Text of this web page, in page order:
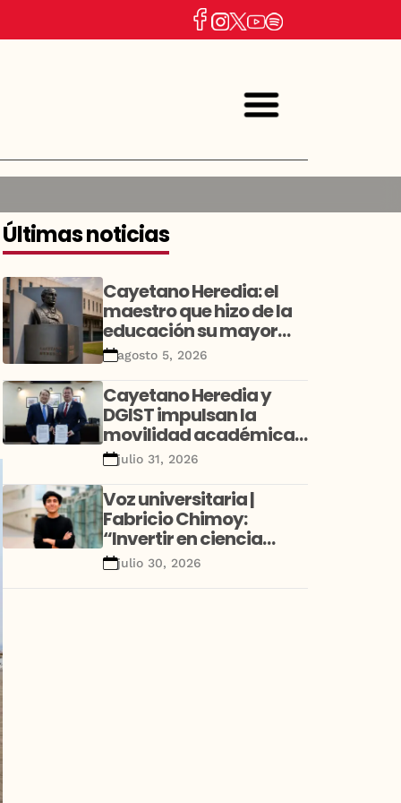
Últimas noticias
Cayetano Heredia: el
maestro que hizo de la
educación su mayor
legado
agosto 5, 2026
Cayetano Heredia y
DGIST impulsan la
movilidad académica
y la investigación con
alianza estratégica
entre Perú y Corea
julio 31, 2026
Voz universitaria |
Fabricio Chimoy:
“Invertir en ciencia
desde la niñez no es un
gasto educativo; es una
julio 30, 2026